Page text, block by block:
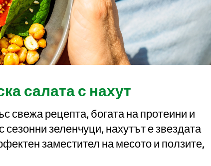
салата с нахут
свежа рецепта, богата на протеини и
зеленчуци, нахутът е звездата
заместител на месото и ползите,